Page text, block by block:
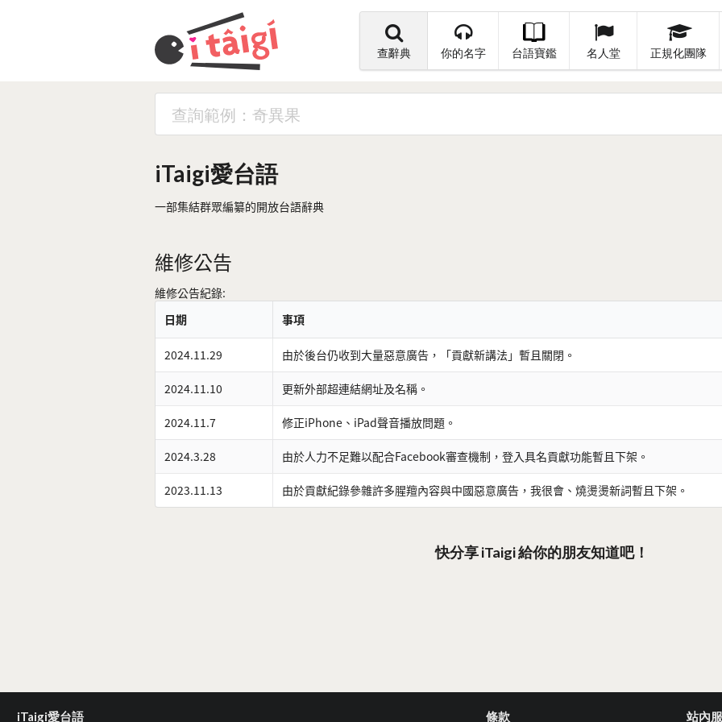
查辭典 你的名字 台語寶鑑 名人堂 正規化團隊
iTaigi愛台語
一部集結群眾編纂的開放台語辭典
維修公告
維修公告紀錄:
日期
事項
2024.11.29 由於後台仍收到大量惡意廣告，「貢獻新講法」暫且關閉。
2024.11.10 更新外部超連結網址及名稱。
2024.11.7 修正iPhone、iPad聲音播放問題。
2024.3.28 由於人力不足難以配合Facebook審查機制，登入具名貢獻功能暫且下架。
2023.11.13 由於貢獻紀錄參雜許多腥羶內容與中國惡意廣告，我很會、燒燙燙新詞暫且下架。
快分享 iTaigi 給你的朋友知道吧！
iTaigi愛台語 條款 站內